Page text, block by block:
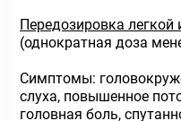
Передозировка легкой
(однократная доза
Симптомы:
слуха, повышенное
головная боль,